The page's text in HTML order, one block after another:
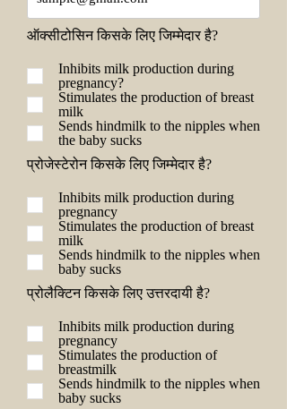
ऑक्सीटोसिन किसके लिए जिम्मेदार है?
Inhibits milk production during
pregnancy?
Stimulates the production of breast
milk
Sends hindmilk to the nipples when
the baby sucks
प्रोजेस्टेरोन किसके लिए जिम्मेदार है?
Inhibits milk production during
pregnancy
Stimulates the production of breast
milk
Sends hindmilk to the nipples when
baby sucks
प्रोलैक्टिन किसके लिए उत्तरदायी है?
Inhibits milk production during
pregnancy
Stimulates the production of
breastmilk
Sends hindmilk to the nipples when
baby sucks